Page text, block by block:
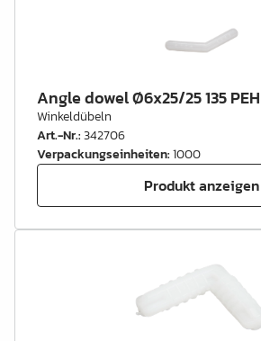
Angle dowel Ø6x25/25 135
Winkeldübeln
Art.-Nr.:342706
Verpackungseinheiten:1000
Produkt anzeigen